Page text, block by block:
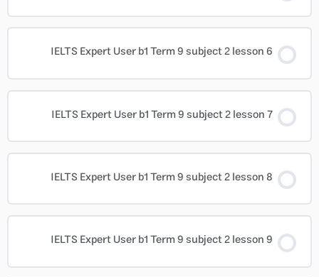
IELTS Expert User b1 Term 9 subject 2 lesson 6
IELTS Expert User b1 Term 9 subject 2 lesson 7
IELTS Expert User b1 Term 9 subject 2 lesson 8
IELTS Expert User b1 Term 9 subject 2 lesson 9